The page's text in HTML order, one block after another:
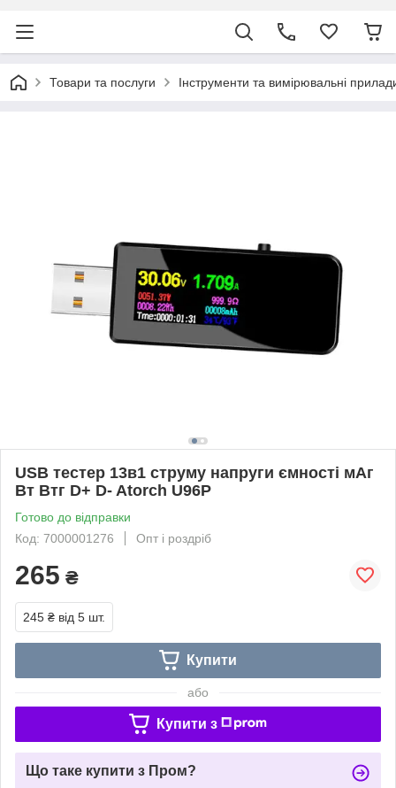
Товари та послуги Інструменти та вимірювальні
USB тестер 13в1 струму напруги ємності мАг
Вт Втг D+ D- Atorch U96P
Готово до відправки
Код: 7000001276
Опт і роздріб
265 ₴
245 ₴ від 5 шт.
Купити
або
Купити з
Що таке купити з Пром?